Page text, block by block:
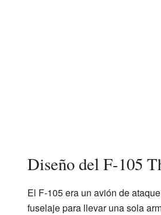
Diseño del F-105
El F-105 era un avión de
fuselaje para llevar una sola